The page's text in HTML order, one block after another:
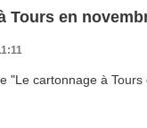
Tours en